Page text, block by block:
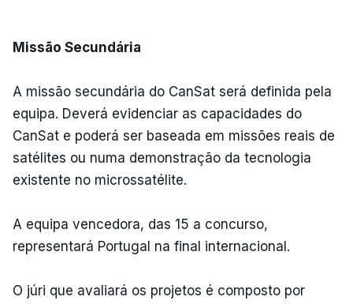
Missão Secundária
A missão secundária do CanSat será definida pela
equipa. Deverá evidenciar as capacidades do
CanSat e poderá ser baseada em missões reais de
satélites ou numa demonstração da tecnologia
existente no microssatélite.
A equipa vencedora, das 15 a concurso,
representará Portugal na final internacional.
O júri que avaliará os projetos é composto por